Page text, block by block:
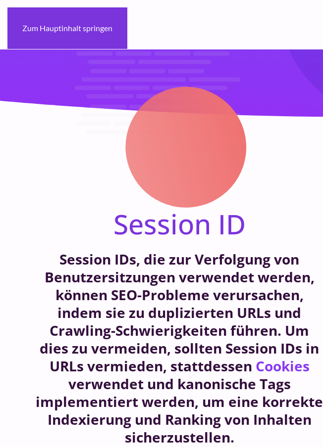
Zum Hauptinhalt springen
Session ID
Session IDs, die zur Verfolgung von
Benutzersitzungen verwendet werden,
können SEO-Probleme verursachen,
indem sie zu duplizierten URLs und
Crawling-Schwierigkeiten führen. Um
dies zu vermeiden, sollten Session IDs in
URLs vermieden, stattdessen Cookies
verwendet und kanonische Tags
implementiert werden, um eine korrekte
Indexierung und Ranking von Inhalten
sicherzustellen.